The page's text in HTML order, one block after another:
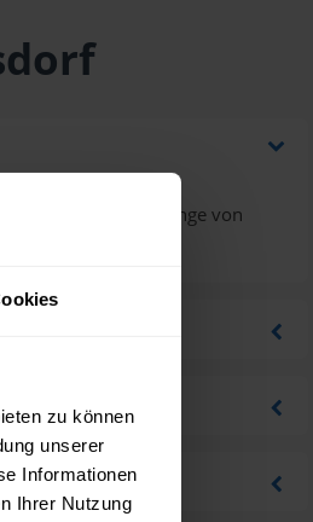
zu können
unserer
Informationen
Ihrer Nutzung
bei einer Bestellmenge von